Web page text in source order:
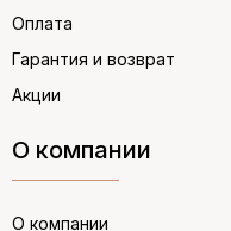
Оплата
Гарантия и возврат
Акции
О компании
О компании